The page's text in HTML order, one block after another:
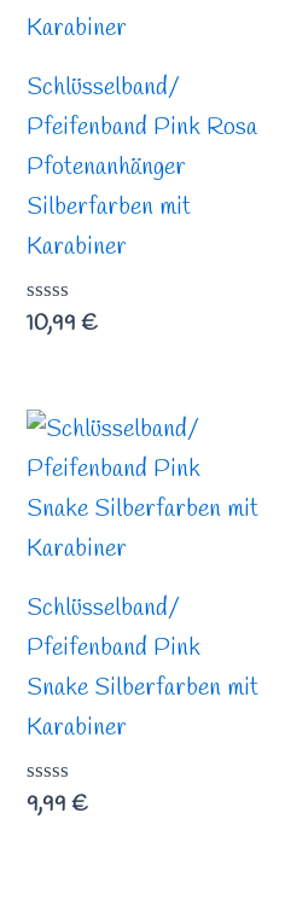
Schlüsselband/
Pfeifenband Pink Rosa
Pfotenanhänger
Silberfarben mit
Karabiner
Bewertet
mit
10,99 €
Schlüsselband/
Pfeifenband Pink
Snake Silberfarben mit
Karabiner
Bewertet
mit
9,99 €